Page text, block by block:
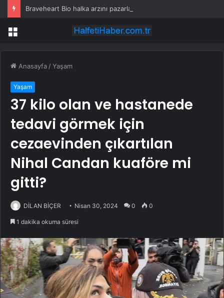
Menü
Anasayfa /Yaşam
Yaşam
37 kilo olan ve hastanede
tedavi görmek için
cezaevinden çıkartılan
Nihal Candan kuaföre mi
gitti?
DİLAN BİÇER Nisan 30, 2024 0 0
1 dakika okuma süresi